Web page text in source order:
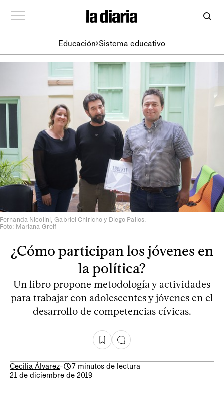
Educación Sistema educativo
Fernanda Nicolini, Gabriel Chiricho y Diego Pailos.
Foto: Mariana Greif
¿Cómo participan los jóvenes en
la política?
Un libro propone metodología y actividades
para trabajar con adolescentes y jóvenes en el
desarrollo de competencias cívicas.
Cecilia Álvarez-
7 minutos de lectura
21 de diciembre de 2019